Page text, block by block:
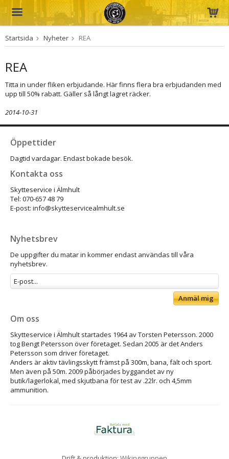
Produkten har blivit tillagd i varukorgen
Startsida Nyheter REA
REA
Titta in under fliken erbjudande. Här finns flera bra erbjudanden med
upp till 50% rabatt. Gäller så långt lagret räcker.
2014-10-31
Öppettider
Dagtid vardagar. Endast bokade besök.
Kontakta oss
Skytteservice i Älmhult
Tel: 070-657 48 79
E-post: info@skytteservicealmhult.se
Nyhetsbrev
De uppgifter du matar in kommer endast användas till våra
nyhetsbrev.
Anmäl mig
Om oss
Skytteservice i Älmhult startades 1964 av Torsten Petersson. 2000
tog Bengt Petersson över företaget. Sedan 2005 är det Anders
Petersson som driver företaget.
Anders är aktiv tävlingsskytt främst på 300m, bana, fält och sport.
Men även på 50m. 2009 påbörjades byggandet av ny
butik/lagerlokal, med skjutbana för test av .22lr. och 4,5mm
ammunition.